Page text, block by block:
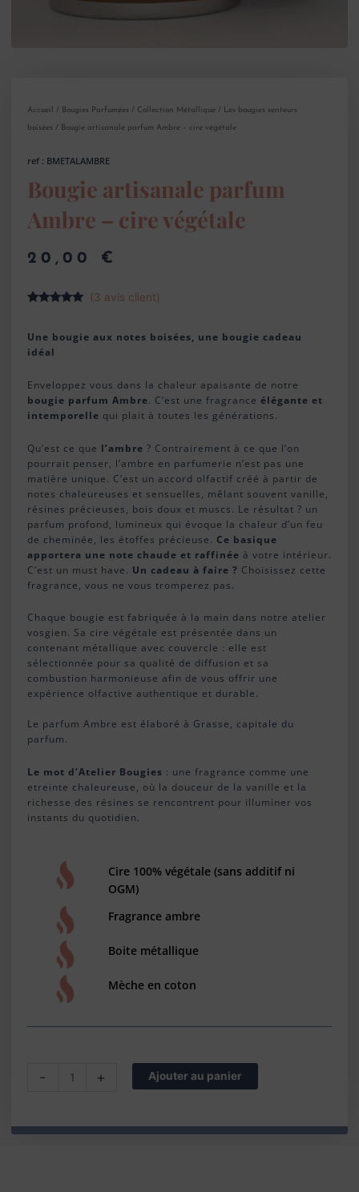
Accueil / Bougies Parfumées / Collection Métallique / Les bougies senteurs
boisées / Bougie artisanale parfum Ambre – cire végétale
ref : BMETALAMBRE
Bougie artisanale parfum
Ambre – cire végétale
20,00 €
basé sur
notations
client
(3 avis client)
Une bougie aux notes boisées, une bougie cadeau
idéal
Enveloppez vous dans la chaleur apaisante de notre
bougie parfum Ambre. C’est une fragrance élégante et
intemporelle qui plait à toutes les générations.
Qu’est ce que l’ambre ? Contrairement à ce que l’on
pourrait penser, l’ambre en parfumerie n’est pas une
matière unique. C’est un accord olfactif créé à partir de
notes chaleureuses et sensuelles, mêlant souvent vanille,
résines précieuses, bois doux et muscs. Le résultat ? un
parfum profond, lumineux qui évoque la chaleur d’un feu
de cheminée, les étoffes précieuse. Ce basique
apportera une note chaude et raffinée à votre intérieur.
C’est un must have. Un cadeau à faire ? Choisissez cette
fragrance, vous ne vous tromperez pas.
Chaque bougie est fabriquée à la main dans notre atelier
vosgien. Sa cire végétale est présentée dans un
contenant métallique avec couvercle : elle est
sélectionnée pour sa qualité de diffusion et sa
combustion harmonieuse afin de vous offrir une
expérience olfactive authentique et durable.
Le parfum Ambre est élaboré à Grasse, capitale du
parfum.
Le mot d’Atelier Bougies : une fragrance comme une
etreinte chaleureuse, où la douceur de la vanille et la
richesse des résines se rencontrent pour illuminer vos
instants du quotidien.
Cire 100% végétale (sans additif ni
OGM)
Fragrance ambre
Boite métallique
Mèche en coton
-
artisanale
+ Ajouter au panier